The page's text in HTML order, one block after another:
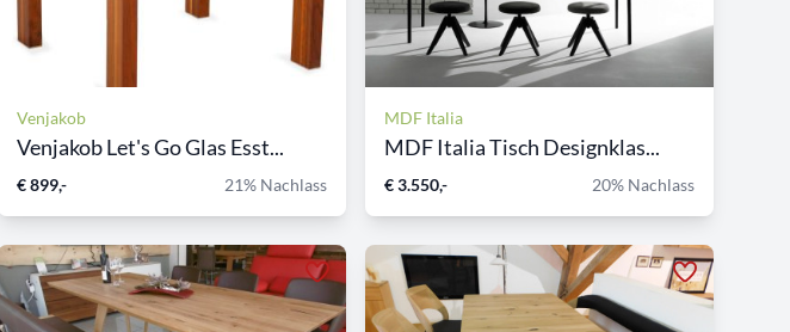
Venjakob
Venjakob Let's Go Glas Esst...
€ 899,- 21% Nachlass
MDF Italia
MDF Italia Tisch Designklas...
€ 3.550,- 20% Nachlass